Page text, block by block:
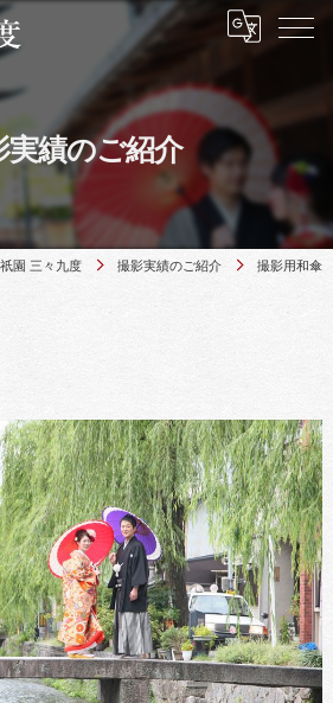
実績のご紹介
園 三々九度 撮影実績のご紹介 撮影用和傘